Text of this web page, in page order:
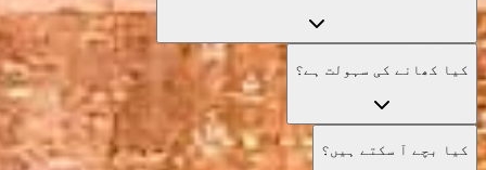
کیا کھانے کی سہولت ہے؟
کیا بچے آ سکتے ہیں؟